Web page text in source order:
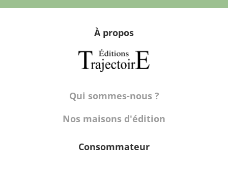
À propos
Qui sommes-nous ?
Nos maisons d'édition
Consommateur